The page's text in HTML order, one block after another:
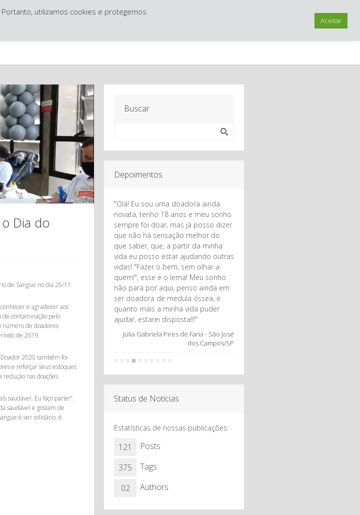
Dia do
de Sangue no dia 25/11.
e agradecer aos
de contaminação pelo
número de doadores
de 2019.
2020 também foi
e reforçar seus estoques
nas doações.
saudável. Eu faço parte!”.
saudável e gostam de
é ser solidário, é
Buscar
Depoimentos
"Olá! Eu sou uma doadora ainda
novata, tenho 18 anos e meu sonho
sempre foi doar, mas já posso dizer
que não há sensação melhor do
que saber, que, a partir da minha
vida eu posso estar ajudando outras
vidas! "Fazer o bem, sem olhar a
quem!", esse é o lema! Meu sonho
não para por aqui, penso ainda em
ser doadora de medula óssea, e
quanto mais a minha vida puder
ajudar, estarei disposta!!!"
Júlia Gabriela Pires de Faria - São José
dos Campos/SP
1 2
Status de Notícias
Estatísticas de nossas publicações:
121
Posts
375
Tags
02
Authors
utilizamos cookies e protegemos
Aceitar